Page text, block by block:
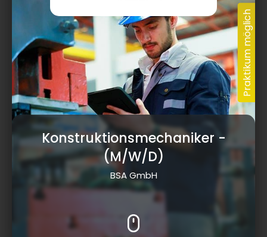
Konstruktionsmechaniker -
(M/W/D)
BSA GmbH